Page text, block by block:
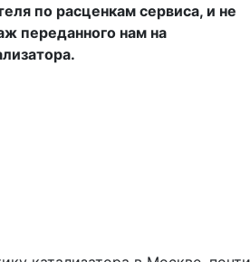
по расценкам сервиса, и не
переданного нам на